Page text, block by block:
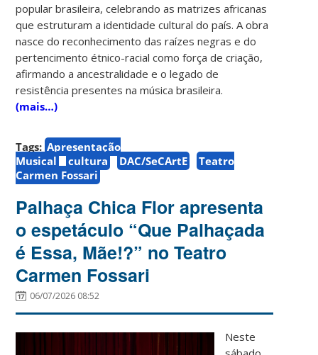
popular brasileira, celebrando as matrizes africanas
que estruturam a identidade cultural do país. A obra
nasce do reconhecimento das raízes negras e do
pertencimento étnico-racial como força de criação,
afirmando a ancestralidade e o legado de
resistência presentes na música brasileira.
(mais…)
Tags: Apresentação
Musical
cultura DAC/SeCArtE
Teatro
Carmen Fossari
Palhaça Chica Flor apresenta
o espetáculo “Que Palhaçada
é Essa, Mãe!?” no Teatro
Carmen Fossari
06/07/2026 08:52
Neste